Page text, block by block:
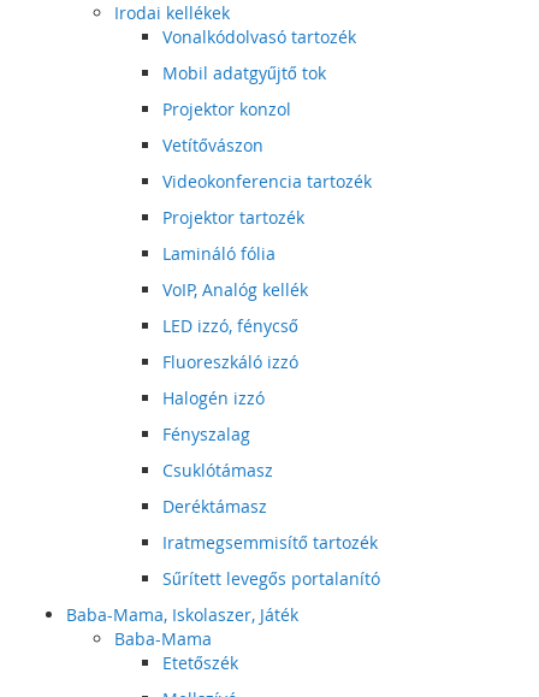
Irodai kellékek
Vonalkódolvasó tartozék
Mobil adatgyűjtő tok
Projektor konzol
Vetítővászon
Videokonferencia tartozék
Projektor tartozék
Lamináló fólia
VoIP, Analóg kellék
LED izzó, fénycső
Fluoreszkáló izzó
Halogén izzó
Fényszalag
Csuklótámasz
Deréktámasz
Iratmegsemmisítő tartozék
Sűrített levegős portalanító
Baba-Mama, Iskolaszer, Játék
Baba-Mama
Etetőszék